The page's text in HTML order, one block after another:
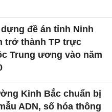
đề án tỉnh Ninh
trở thành TP trực
Trung ương vào năm
Kinh Bắc chuẩn bị
ADN, số hóa thông